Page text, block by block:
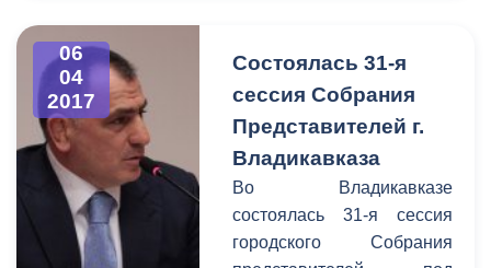
Владикавказской и
Аланской епархии
протоиерей Георгий,
представители городской
администрации и
общественных
организаций.
районов Магомет
Дударов и Казбек Алагов,
руководитель управления
архитектуры и
градостроительства Валерий
Шотаев, благоустройства,
озеленения и санитарной
очистки Сослан Бицоев,
06
04
2017
Состоялась 31-я
сессия Собрания
Представителей г.
Владикавказа
Во Владикавказе
состоялась 31-я сессия
городского Собрания